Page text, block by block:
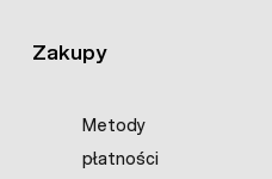
Zakupy
Metody
płatności